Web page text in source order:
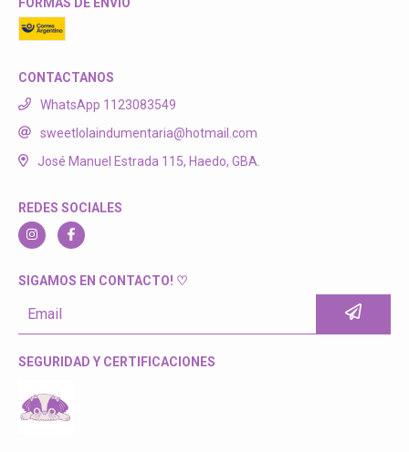
FORMAS DE ENVÍO
CONTACTANOS
WhatsApp 1123083549
sweetlolaindumentaria@hotmail.com
José Manuel Estrada 115, Haedo, GBA.
REDES SOCIALES
SIGAMOS EN CONTACTO! ♡
SEGURIDAD Y CERTIFICACIONES